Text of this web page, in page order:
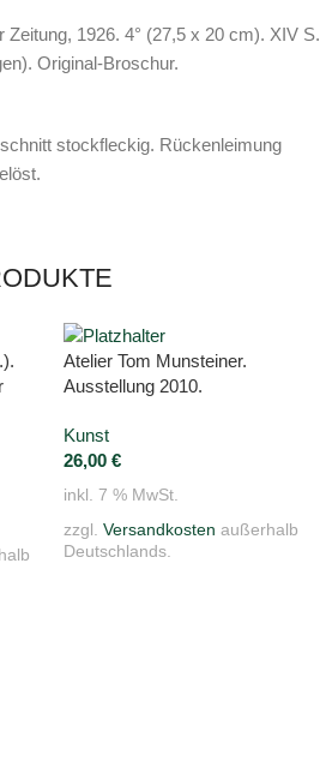
1926. 4° (27,5 x 20 cm). XIV S.
Original-Broschur.
stockfleckig. Rückenleimung
Atelier Tom Munsteiner.
Ausstellung 2010.
Kunst
26,00 €
inkl. 7 % MwSt.
zzgl. Versandkosten außerhalb
Deutschlands.